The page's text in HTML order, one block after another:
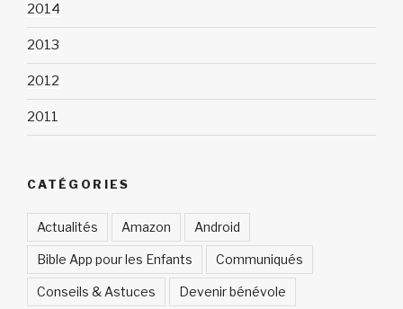
2014
2013
2012
2011
CATÉGORIES
Actualités Amazon Android
Bible App pour les Enfants Communiqués
Conseils & Astuces Devenir bénévole